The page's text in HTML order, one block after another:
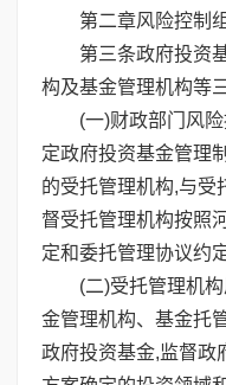
第二章风险控制
第三条政府投资基
构及基金管理机构等
(一)财政部门风险
定政府投资基金管理
的受托管理机构,与受
督受托管理机构按照
定和委托管理协议约
(二)受托管理机构
金管理机构、基金托
政府投资基金,监督政